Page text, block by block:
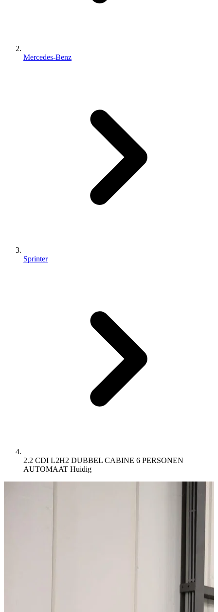
Mercedes-Benz
Sprinter
2.2 CDI L2H2 DUBBEL CABINE 6 PERSONEN
AUTOMAAT Huidig